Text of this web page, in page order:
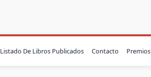
Listado De Libros Publicados Contacto Premios